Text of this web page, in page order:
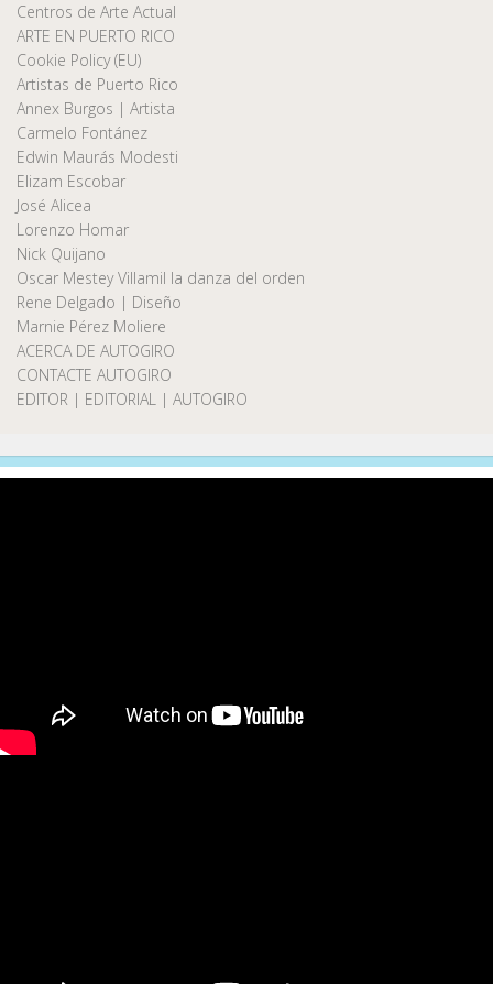
Centros de Arte Actual
ARTE EN PUERTO RICO
Cookie Policy (EU)
Artistas de Puerto Rico
Annex Burgos | Artista
Carmelo Fontánez
Edwin Maurás Modesti
Elizam Escobar
José Alicea
Lorenzo Homar
Nick Quijano
Oscar Mestey Villamil la danza del orden
Rene Delgado | Diseño
Marnie Pérez Moliere
ACERCA DE AUTOGIRO
CONTACTE AUTOGIRO
EDITOR | EDITORIAL | AUTOGIRO